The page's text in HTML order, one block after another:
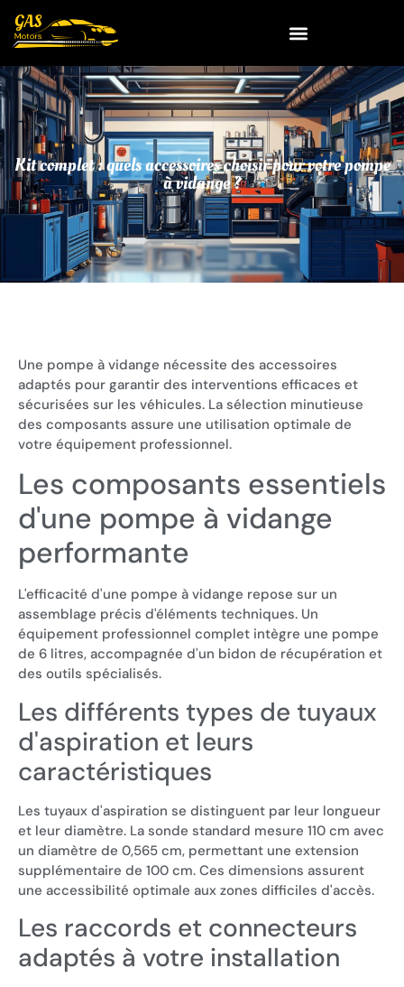
Kit complet : quels accessoires choisir pour votre pompe
à vidange ?
Une pompe à vidange nécessite des accessoires
adaptés pour garantir des interventions efficaces et
sécurisées sur les véhicules. La sélection minutieuse
des composants assure une utilisation optimale de
votre équipement professionnel.
Les composants essentiels
d'une pompe à vidange
performante
L'efficacité d'une pompe à vidange repose sur un
assemblage précis d'éléments techniques. Un
équipement professionnel complet intègre une pompe
de 6 litres, accompagnée d'un bidon de récupération et
des outils spécialisés.
Les différents types de tuyaux
d'aspiration et leurs
caractéristiques
Les tuyaux d'aspiration se distinguent par leur longueur
et leur diamètre. La sonde standard mesure 110 cm avec
un diamètre de 0,565 cm, permettant une extension
supplémentaire de 100 cm. Ces dimensions assurent
une accessibilité optimale aux zones difficiles d'accès.
Les raccords et connecteurs
adaptés à votre installation